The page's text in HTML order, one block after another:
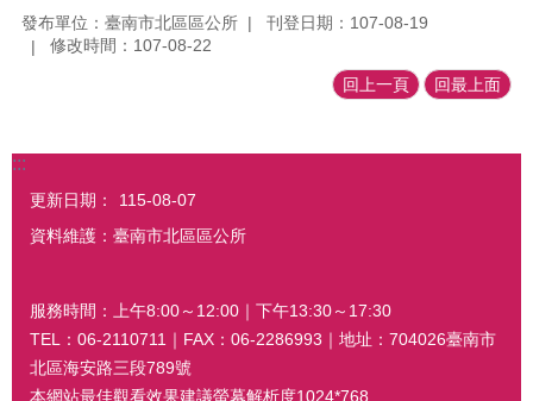
發布單位：臺南市北區區公所
刊登日期：107-08-19
修改時間：107-08-22
回上一頁 回最上面
:::
更新日期：
115-08-07
資料維護：臺南市北區區公所
服務時間：上午8:00～12:00｜下午13:30～17:30
TEL：06-2110711｜FAX：06-2286993｜地址：704026臺南市
北區海安路三段789號
本網站最佳觀看效果建議螢幕解析度1024*768